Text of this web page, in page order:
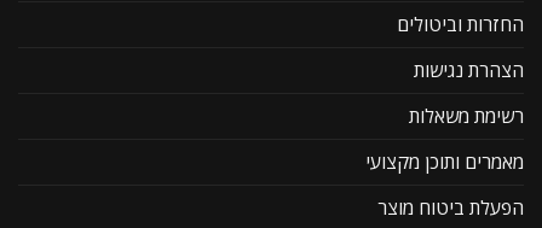
החזרות וביטולים
הצהרת נגישות
רשימת משאלות
מאמרים ותוכן מקצועי
הפעלת ביטוח מוצר